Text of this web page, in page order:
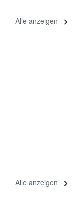
Alle anzeigen
Alle anzeigen